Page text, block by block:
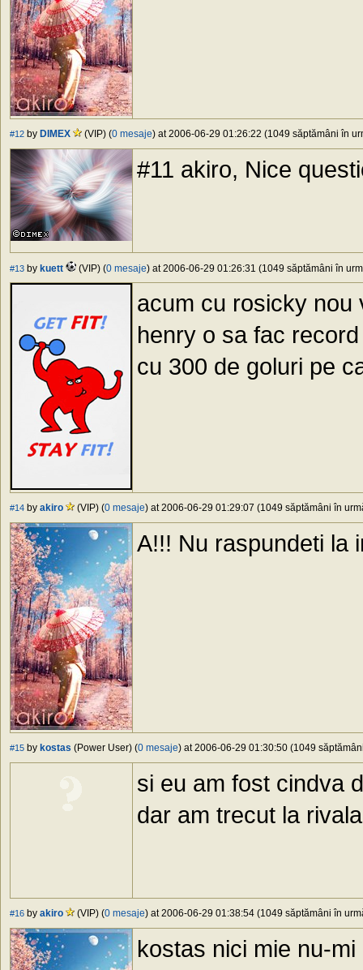
#12 by DIMEX (VIP) (0 mesaje) at 2006-06-29 01:26:22 (1049 săptămâni în
#11 akiro, Nice
#13 by kuett (VIP) (0 mesaje) at 2006-06-29 01:26:31 (1049 săptămâni în
acum cu rosicky nou
henry o sa fac
cu 300 de goluri pe
#14 by akiro (VIP) (0 mesaje) at 2006-06-29 01:29:07 (1049 săptămâni în
A!!! Nu raspundeti la
#15 by kostas (Power User) (0 mesaje) at 2006-06-29 01:30:50 (1049
si eu am fost cindva
dar am trecut la
#16 by akiro (VIP) (0 mesaje) at 2006-06-29 01:38:54 (1049 săptămâni în
kostas nici mie nu-